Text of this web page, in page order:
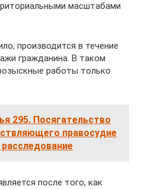
масштабами
производится в течение
гражданина. В таком
работы только
295. Посягательство
правосудие
после того, как